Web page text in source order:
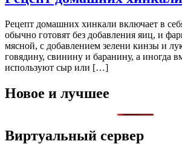
Рецепт домашних хинкали включает в
обычно готовят без добавления яиц, и
мясной, с добавлением зелени кинзы и
говядину, свинину и баранину, а иногда
используют сыр или […]
Новое и лучшее
Виртуальный сервер